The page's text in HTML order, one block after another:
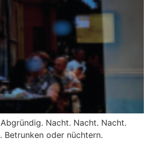
Nacht. Nacht. Nacht.
Betrunken oder nüchtern.